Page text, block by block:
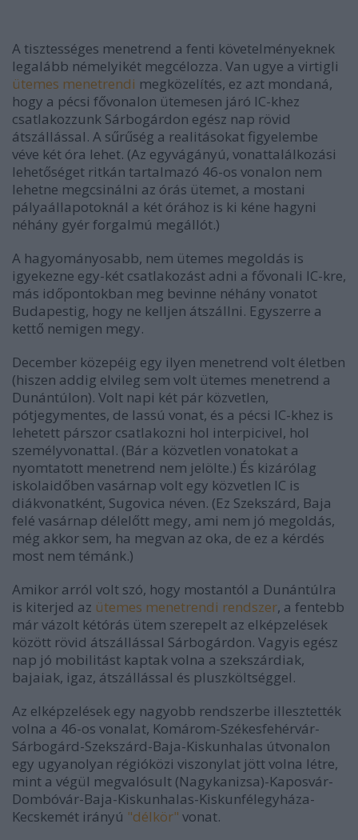
A tisztességes menetrend a fenti követelményeknek
legalább némelyikét megcélozza. Van ugye a virtigli
ütemes menetrendi megközelítés, ez azt mondaná,
hogy a pécsi fővonalon ütemesen járó IC-khez
csatlakozzunk Sárbogárdon egész nap rövid
átszállással. A sűrűség a realitásokat figyelembe
véve két óra lehet. (Az egyvágányú, vonattalálkozási
lehetőséget ritkán tartalmazó 46-os vonalon nem
lehetne megcsinálni az órás ütemet, a mostani
pályaállapotoknál a két órához is ki kéne hagyni
néhány gyér forgalmú megállót.)
A hagyományosabb, nem ütemes megoldás is
igyekezne egy-két csatlakozást adni a fővonali IC-kre,
más időpontokban meg bevinne néhány vonatot
Budapestig, hogy ne kelljen átszállni. Egyszerre a
kettő nemigen megy.
December közepéig egy ilyen menetrend volt életben
(hiszen addig elvileg sem volt ütemes menetrend a
Dunántúlon). Volt napi két pár közvetlen,
pótjegymentes, de lassú vonat, és a pécsi IC-khez is
lehetett párszor csatlakozni hol interpicivel, hol
személyvonattal. (Bár a közvetlen vonatokat a
nyomtatott menetrend nem jelölte.) És kizárólag
iskolaidőben vasárnap volt egy közvetlen IC is
diákvonatként, Sugovica néven. (Ez Szekszárd, Baja
felé vasárnap délelőtt megy, ami nem jó megoldás,
még akkor sem, ha megvan az oka, de ez a kérdés
most nem témánk.)
Amikor arról volt szó, hogy mostantól a Dunántúlra
is kiterjed az ütemes menetrendi rendszer, a fentebb
már vázolt kétórás ütem szerepelt az elképzelések
között rövid átszállással Sárbogárdon. Vagyis egész
nap jó mobilitást kaptak volna a szekszárdiak,
bajaiak, igaz, átszállással és pluszköltséggel.
Az elképzelések egy nagyobb rendszerbe illesztették
volna a 46-os vonalat, Komárom-Székesfehérvár-
Sárbogárd-Szekszárd-Baja-Kiskunhalas útvonalon
egy ugyanolyan régióközi viszonylat jött volna létre,
mint a végül megvalósult (Nagykanizsa)-Kaposvár-
Dombóvár-Baja-Kiskunhalas-Kiskunfélegyháza-
Kecskemét irányú "délkör" vonat.